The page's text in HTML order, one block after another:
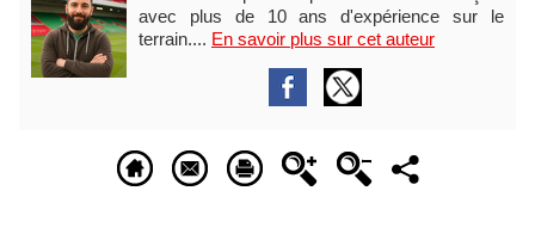
avec plus de 10 ans d'expérience sur le
terrain.... En savoir plus sur cet auteur